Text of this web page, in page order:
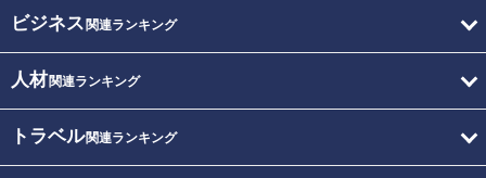
ビジネス 関連ランキング
人材関連ランキング
トラベル関連ランキング